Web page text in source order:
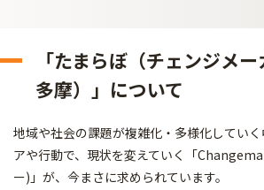
「たまらぼ（チェンジメ
多摩）」について
地域や社会の課題が複雑化・多様化してい
アや行動で、現状を変えていく「
ー)」が、今まさに求められています。